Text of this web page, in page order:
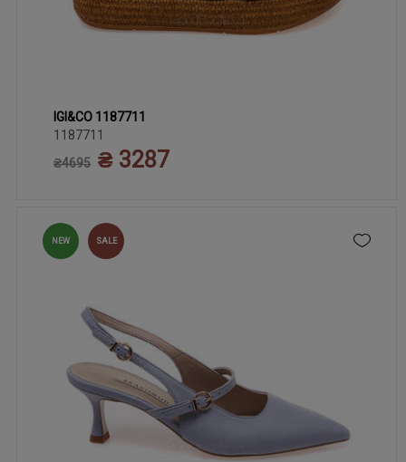
36 37 38
IGI&CO 1187711
1187711
₴4695 ₴ 3287
NEW SALE